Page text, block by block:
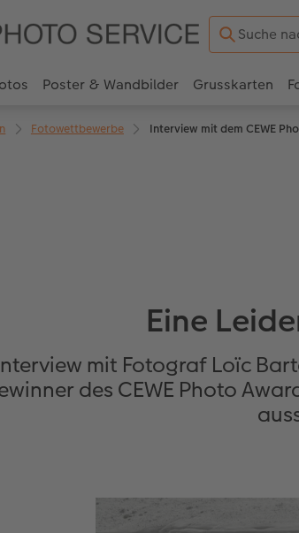
Poster & Wandbilder Grusskarten
Fotowettbewerbe Interview mit dem CEWE
Eine
mit Fotograf Loïc
des CEWE Photo